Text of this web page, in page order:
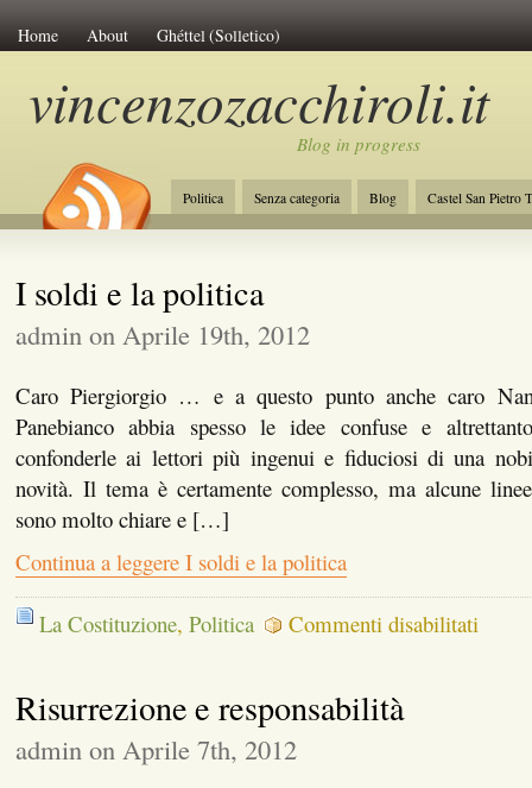
Home About Ghéttel (Solletico)
vincenzozacchiroli.it
Blog in progress
Politica Senza categoria Blog
Castel San Pietro
La Costituzione
Lavoro Initiative of Change
I soldi e la politica
admin on Aprile 19th, 2012
Caro Piergiorgio … e a questo punto anche caro
Panebianco abbia spesso le idee confuse e
confonderle ai lettori più ingenui e fiduciosi di una
novità. Il tema è certamente complesso, ma alcune
sono molto chiare e […]
Continua a leggere I soldi e la politica
La Costituzione, Politica Commenti disabilitatisu
I
Risurrezione e responsabilità
admin on Aprile 7th, 2012